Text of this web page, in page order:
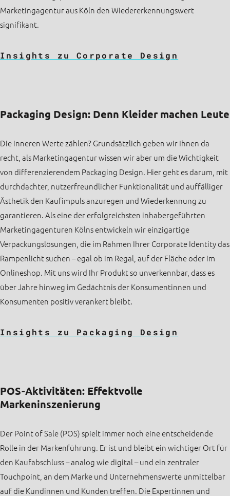
Marketingagentur aus Köln den Wiedererkennungswert
signifikant.
Insights zu Corporate Design
Packaging Design: Denn Kleider machen Leute
Die inneren Werte zählen? Grundsätzlich geben wir Ihnen da
recht, als Marketingagentur wissen wir aber um die Wichtigkeit
von differenzierendem Packaging Design. Hier geht es darum, mit
durchdachter, nutzerfreundlicher Funktionalität und auffälliger
Ästhetik den Kaufimpuls anzuregen und Wiederkennung zu
garantieren. Als eine der erfolgreichsten inhabergeführten
Marketingagenturen Kölns entwickeln wir einzigartige
Verpackungslösungen, die im Rahmen Ihrer Corporate Identity das
Rampenlicht suchen – egal ob im Regal, auf der Fläche oder im
Onlineshop. Mit uns wird Ihr Produkt so unverkennbar, dass es
über Jahre hinweg im Gedächtnis der Konsumentinnen und
Konsumenten positiv verankert bleibt.
Insights zu Packaging Design
POS-Aktivitäten: Effektvolle
Markeninszenierung
Der Point of Sale (POS) spielt immer noch eine entscheidende
Rolle in der Markenführung. Er ist und bleibt ein wichtiger Ort für
den Kaufabschluss – analog wie digital – und ein zentraler
Touchpoint, an dem Marke und Unternehmenswerte unmittelbar
auf die Kundinnen und Kunden treffen. Die Expertinnen und